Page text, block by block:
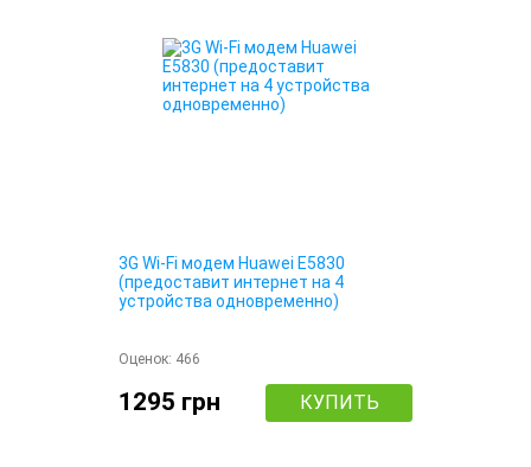
3G Wi-Fi модем Huawei E5830
(предоставит интернет на 4
устройства одновременно)
Оценок: 466
1295 грн КУПИТЬ